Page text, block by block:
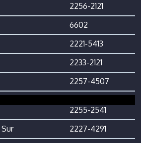
2256-2121
6602
2221-5413
2233-2121
2257-4507
2255-2541
2227-4291